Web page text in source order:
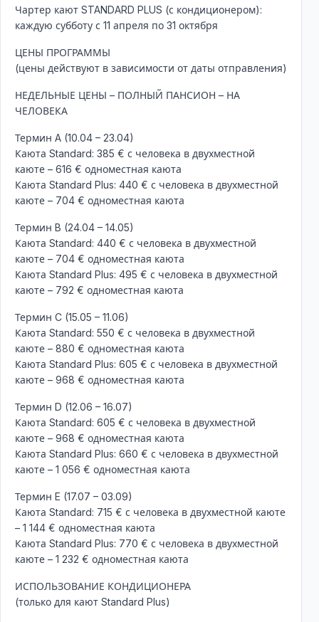
Чартер кают STANDARD PLUS (с кондиционером):
каждую субботу с 11 апреля по 31 октября
ЦЕНЫ ПРОГРАММЫ
(цены действуют в зависимости от даты отправления)
НЕДЕЛЬНЫЕ ЦЕНЫ – ПОЛНЫЙ ПАНСИОН – НА
ЧЕЛОВЕКА
Термин A (10.04 – 23.04)
Каюта Standard: 385 € с человека в двухместной
каюте – 616 € одноместная каюта
Каюта Standard Plus: 440 € с человека в двухместной
каюте – 704 € одноместная каюта
Термин B (24.04 – 14.05)
Каюта Standard: 440 € с человека в двухместной
каюте – 704 € одноместная каюта
Каюта Standard Plus: 495 € с человека в двухместной
каюте – 792 € одноместная каюта
Термин C (15.05 – 11.06)
Каюта Standard: 550 € с человека в двухместной
каюте – 880 € одноместная каюта
Каюта Standard Plus: 605 € с человека в двухместной
каюте – 968 € одноместная каюта
Термин D (12.06 – 16.07)
Каюта Standard: 605 € с человека в двухместной
каюте – 968 € одноместная каюта
Каюта Standard Plus: 660 € с человека в двухместной
каюте – 1 056 € одноместная каюта
Термин E (17.07 – 03.09)
Каюта Standard: 715 € с человека в двухместной каюте
– 1 144 € одноместная каюта
Каюта Standard Plus: 770 € с человека в двухместной
каюте – 1 232 € одноместная каюта
ИСПОЛЬЗОВАНИЕ КОНДИЦИОНЕРА
(только для кают Standard Plus)